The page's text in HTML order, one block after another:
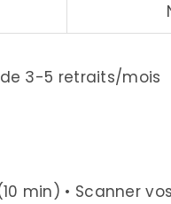
3-5 retraits/mois
min) • Scanner